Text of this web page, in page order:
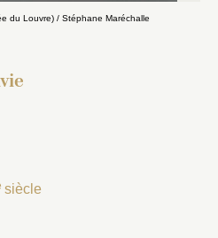
du Louvre) / Stéphane Maréchalle
siècle